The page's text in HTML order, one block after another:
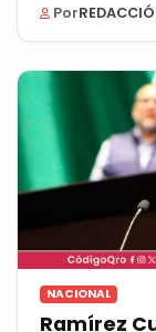
Por
NACIONAL
Ramírez